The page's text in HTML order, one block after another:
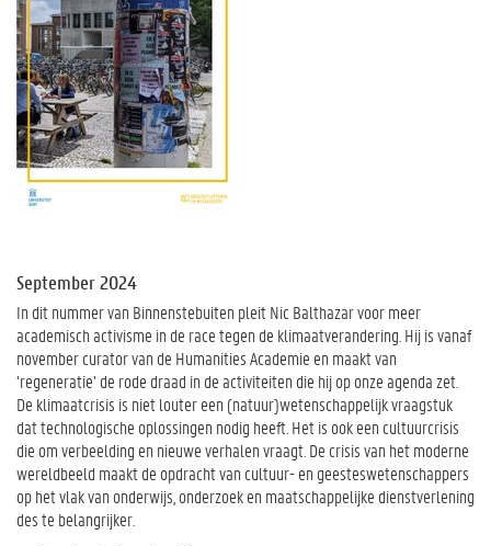
September 2024
In dit nummer van Binnenstebuiten pleit Nic Balthazar voor meer
academisch activisme in de race tegen de klimaatverandering. Hij is vanaf
november curator van de Humanities Academie en maakt van
‘regeneratie’ de rode draad in de activiteiten die hij op onze agenda zet.
De klimaatcrisis is niet louter een (natuur)wetenschappelijk vraagstuk
dat technologische oplossingen nodig heeft. Het is ook een cultuurcrisis
die om verbeelding en nieuwe verhalen vraagt. De crisis van het moderne
wereldbeeld maakt de opdracht van cultuur- en geesteswetenschappers
op het vlak van onderwijs, onderzoek en maatschappelijke dienstverlening
des te belangrijker.